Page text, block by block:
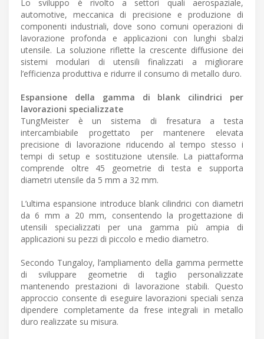
Lo sviluppo è rivolto a settori quali aerospaziale,
automotive, meccanica di precisione e produzione di
componenti industriali, dove sono comuni operazioni di
lavorazione profonda e applicazioni con lunghi sbalzi
utensile. La soluzione riflette la crescente diffusione dei
sistemi modulari di utensili finalizzati a migliorare
l’efficienza produttiva e ridurre il consumo di metallo duro.
Espansione della gamma di blank cilindrici per
lavorazioni specializzate
TungMeister è un sistema di fresatura a testa
intercambiabile progettato per mantenere elevata
precisione di lavorazione riducendo al tempo stesso i
tempi di setup e sostituzione utensile. La piattaforma
comprende oltre 45 geometrie di testa e supporta
diametri utensile da 5 mm a 32 mm.
L’ultima espansione introduce blank cilindrici con diametri
da 6 mm a 20 mm, consentendo la progettazione di
utensili specializzati per una gamma più ampia di
applicazioni su pezzi di piccolo e medio diametro.
Secondo Tungaloy, l’ampliamento della gamma permette
di sviluppare geometrie di taglio personalizzate
mantenendo prestazioni di lavorazione stabili. Questo
approccio consente di eseguire lavorazioni speciali senza
dipendere completamente da frese integrali in metallo
duro realizzate su misura.